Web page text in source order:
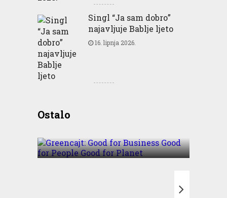
Singl “Ja sam dobro”
najavljuje Bablje ljeto
16. lipnja 2026.
OstaloBusiness Good for People